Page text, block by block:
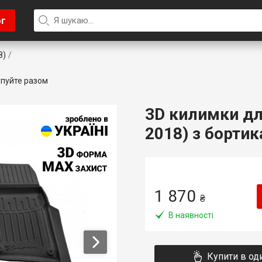
разом
3D килимки
2018) з
1 870 ₴
В наявності
Купити в